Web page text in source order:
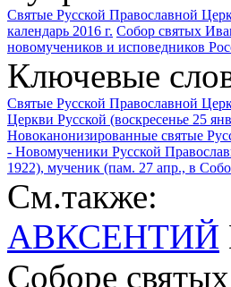
Святые Русской Православной
календарь 2016 г. Собор святых
новомучеников и исповедников
Ключевые
Святые Русской Православной
Церкви Русской (воскресенье 25
Новоканонизированные святые
- Новомученики Русской
1922), мученик (пам. 27 апр., в
См.также:
АВКСЕНТИЙ
Соборе